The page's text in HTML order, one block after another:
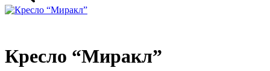
Кресло “Миракл”